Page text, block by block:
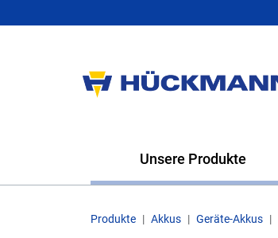
Unsere Produkte
Produkte Akkus Geräte-Akkus